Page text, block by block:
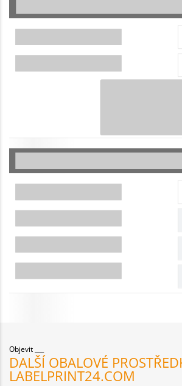
Objevit
DALŠÍ OBALOVÉ
LABELPRINT24.COM